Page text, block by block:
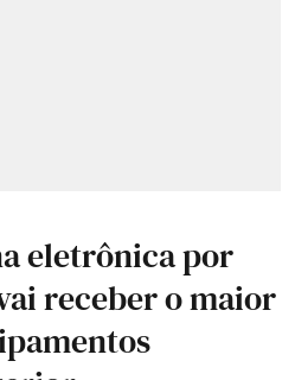
eletrônica por
receber o maior